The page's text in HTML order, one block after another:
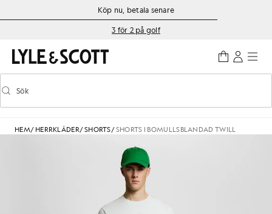
Gå direkt till huvudinnehållet
Information om tillgänglighetKöp nu, betala senare
3 för 2 på golf
Aktivera/inaktivera prediktiv sökning
Sök
HEM/ HERRKLÄDER/SHORTS/SHORTS I BOMULLSBLANDAD TWILL